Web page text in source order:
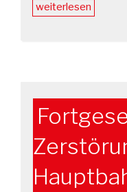
„Mikroplastik
weiterlesen